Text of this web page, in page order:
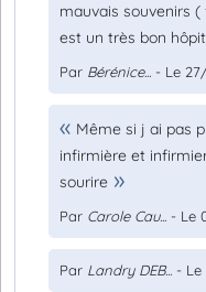
mauvais souvenirs
est un très bon
Par Bérénice... - Le
Même si j ai pas
infirmière et
sourire
Par Carole Cau... - Le
Par Landry DEB... - Le